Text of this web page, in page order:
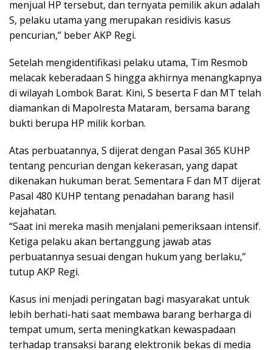
menjual HP tersebut, dan ternyata pemilik akun adalah
S, pelaku utama yang merupakan residivis kasus
pencurian,” beber AKP Regi.
Setelah mengidentifikasi pelaku utama, Tim Resmob
melacak keberadaan S hingga akhirnya menangkapnya
di wilayah Lombok Barat. Kini, S beserta F dan MT telah
diamankan di Mapolresta Mataram, bersama barang
bukti berupa HP milik korban.
Atas perbuatannya, S dijerat dengan Pasal 365 KUHP
tentang pencurian dengan kekerasan, yang dapat
dikenakan hukuman berat. Sementara F dan MT dijerat
Pasal 480 KUHP tentang penadahan barang hasil
kejahatan.
“Saat ini mereka masih menjalani pemeriksaan intensif.
Ketiga pelaku akan bertanggung jawab atas
perbuatannya sesuai dengan hukum yang berlaku,”
tutup AKP Regi.
Kasus ini menjadi peringatan bagi masyarakat untuk
lebih berhati-hati saat membawa barang berharga di
tempat umum, serta meningkatkan kewaspadaan
terhadap transaksi barang elektronik bekas di media